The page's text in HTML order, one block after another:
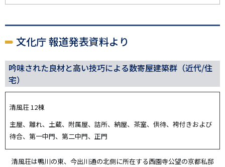
文化庁 報道発表資料より
吟味された良材と高い技巧による数寄屋建築群（近代/住
宅）
清風荘 12棟
主屋、離れ、土蔵、附属屋、詰所、納屋、茶室、供待、袴付きおよび
待合、第一中門、第二中門、正門
清風荘は鴨川の東、今出川通の北側に所在する西園寺公望の京都私邸